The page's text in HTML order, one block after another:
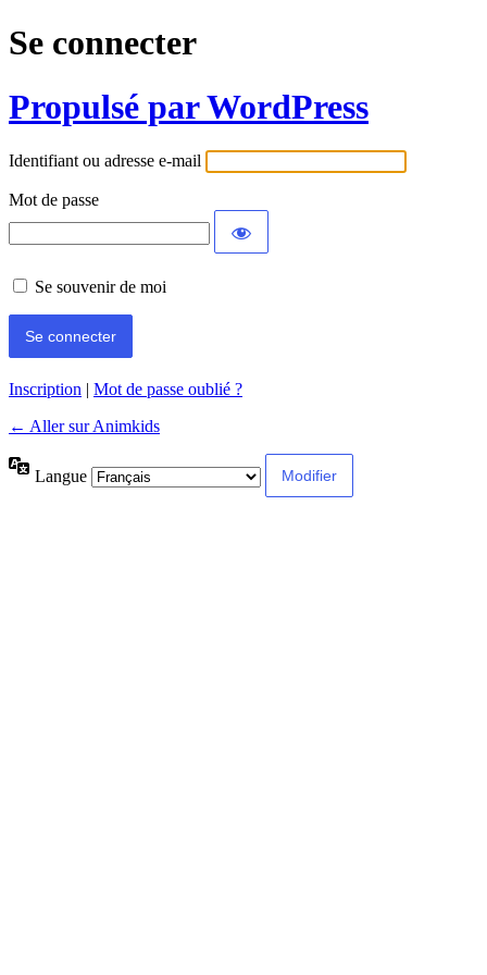
Se connecter
Propulsé par WordPress
Identifiant ou adresse e-mail
Mot de passe
Se souvenir de moi
Inscription | Mot de passe oublié ?
← Aller sur Animkids
Langue